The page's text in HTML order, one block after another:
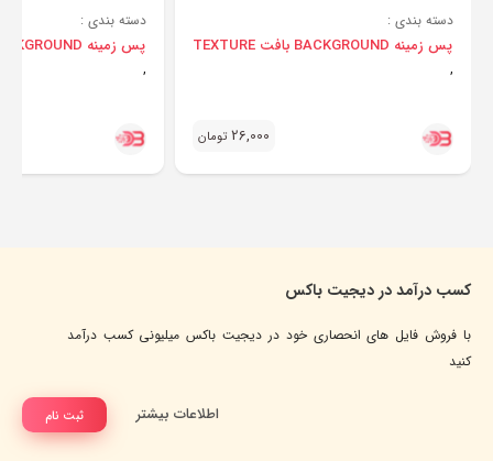
دسته بندی :
پس زمینه BACKGROUND
,
بافت TEXTURE
26,000 تومان
دسته بندی :
پس زمینه BACKGROUND
,
کسب درآمد در دیجیت باکس
با فروش فایل های انحصاری خود در دیجیت باکس میلیونی کسب درآمد
کنید
ثبت نام اطلاعات بیشتر